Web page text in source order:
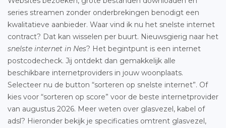
series streamen zonder onderbrekingen benodigt een
kwalitatieve aanbieder. Waar vind ik nu het snelste internet
contract? Dat kan wisselen per buurt. Nieuwsgierig naar het
snelste internet in Nes? Het begintpunt is een internet
postcodecheck. Jij ontdekt dan gemakkelijk alle
beschikbare internetproviders in jouw woonplaats.
Selecteer nu de button “sorteren op snelste internet”. Of
kies voor “sorteren op score” voor de beste internetprovider
van augustus 2026. Meer weten over glasvezel, kabel of
adsl? Hieronder bekijk je specificaties omtrent glasvezel,